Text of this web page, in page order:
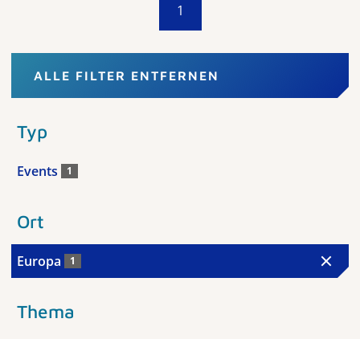
1
ALLE FILTER ENTFERNEN
Typ
Events 1
Ort
Europa 1
Thema